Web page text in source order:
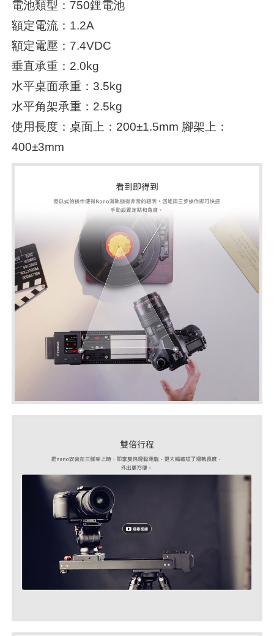
電池類型：750鋰電池
額定電流：1.2A
額定電壓：7.4VDC
垂直承重：2.0kg
水平桌面承重：3.5kg
水平角架承重：2.5kg
使用長度：桌面上：200±1.5mm 腳架上：
400±3mm